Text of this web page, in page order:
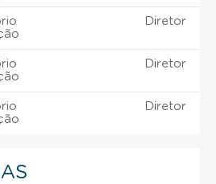
Diretor
Diretor
Diretor